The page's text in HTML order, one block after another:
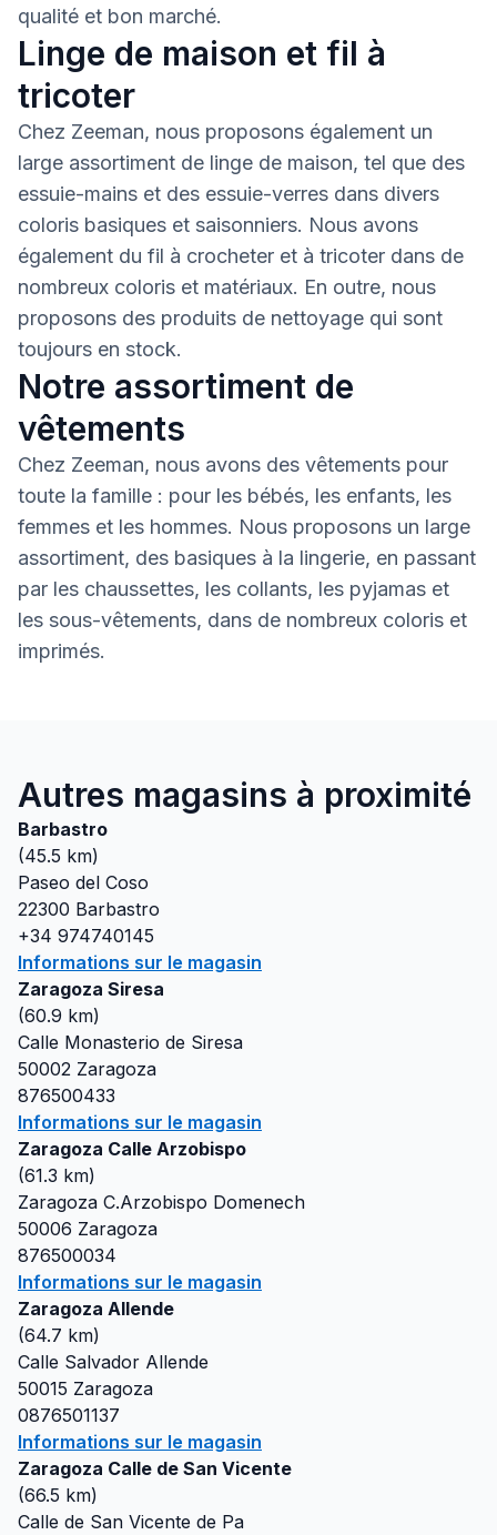
qualité et bon marché.
Linge de maison et fil à
tricoter
Chez Zeeman, nous proposons également un
large assortiment de linge de maison, tel que des
essuie-mains et des essuie-verres dans divers
coloris basiques et saisonniers. Nous avons
également du fil à crocheter et à tricoter dans de
nombreux coloris et matériaux. En outre, nous
proposons des produits de nettoyage qui sont
toujours en stock.
Notre assortiment de
vêtements
Chez Zeeman, nous avons des vêtements pour
toute la famille : pour les bébés, les enfants, les
femmes et les hommes. Nous proposons un large
assortiment, des basiques à la lingerie, en passant
par les chaussettes, les collants, les pyjamas et
les sous-vêtements, dans de nombreux coloris et
imprimés.
Autres magasins à proximité
Barbastro
(45.5 km)
Paseo del Coso
22300 Barbastro
+34 974740145
Informations sur le magasin
Zaragoza Siresa
(60.9 km)
Calle Monasterio de Siresa
50002 Zaragoza
876500433
Informations sur le magasin
Zaragoza Calle Arzobispo
(61.3 km)
Zaragoza C.Arzobispo Domenech
50006 Zaragoza
876500034
Informations sur le magasin
Zaragoza Allende
(64.7 km)
Calle Salvador Allende
50015 Zaragoza
0876501137
Informations sur le magasin
Zaragoza Calle de San Vicente
(66.5 km)
Calle de San Vicente de Pa